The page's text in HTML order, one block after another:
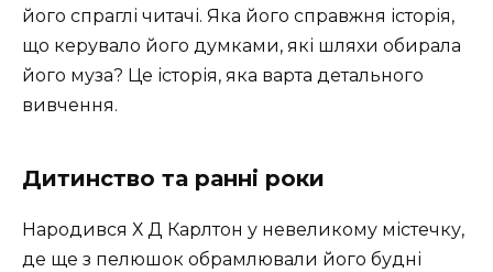
його спраглі читачі. Яка його справжня історія,
що керувало його думками, які шляхи обирала
його муза? Це історія, яка варта детального
вивчення.
Дитинство та ранні роки
Народився Х Д Карлтон у невеликому містечку,
де ще з пелюшок обрамлювали його будні